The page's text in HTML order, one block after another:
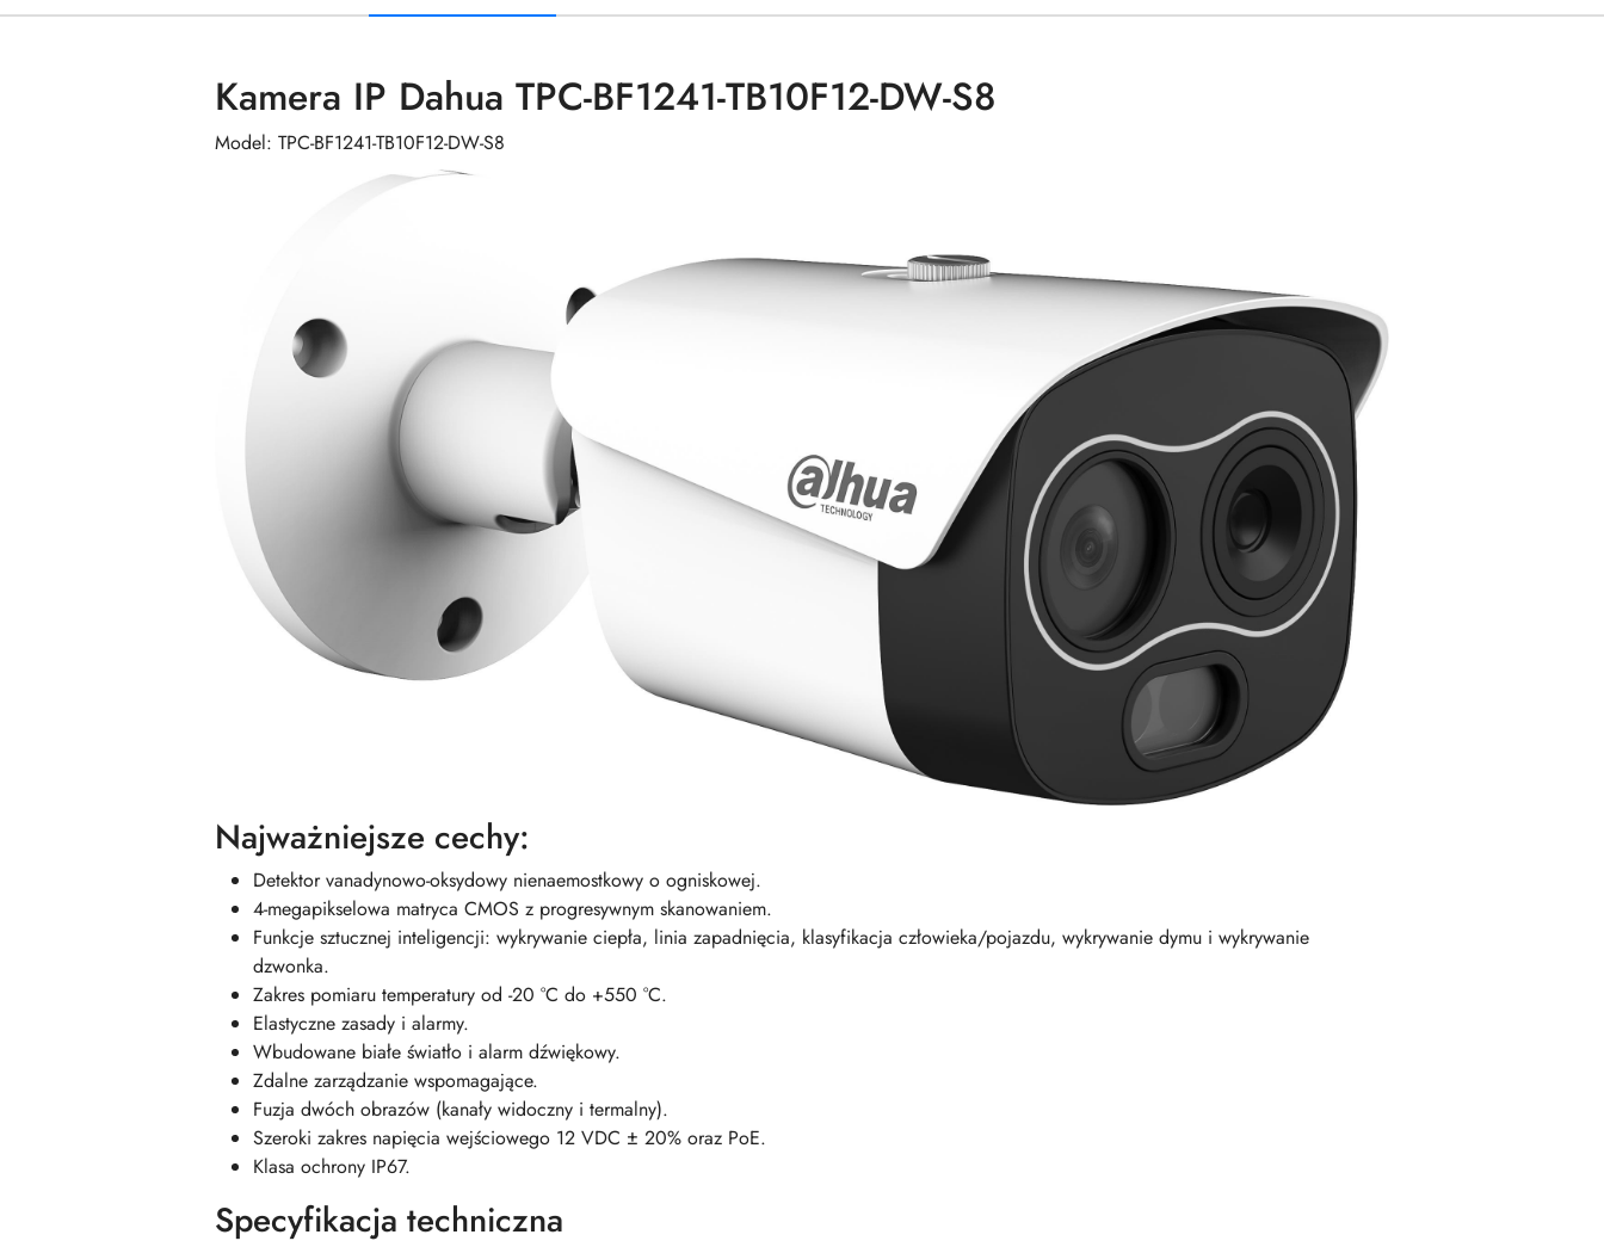
Kamera IP Dahua TPC-BF1241-TB10F12-DW-S8
Model: TPC-BF1241-TB10F12-DW-S8
Najważniejsze cechy:
Detektor vanadynowo-oksydowy nienaemostkowy o ogniskowej.
4-megapikselowa matryca CMOS z progresywnym skanowaniem.
Funkcje sztucznej inteligencji: wykrywanie ciepła, linia zapadnięcia, klasyfikacja człowieka/pojazdu, wykrywanie dymu i wykrywanie
dzwonka.
Zakres pomiaru temperatury od -20 °C do +550 °C.
Elastyczne zasady i alarmy.
Wbudowane białe światło i alarm dźwiękowy.
Zdalne zarządzanie wspomagające.
Fuzja dwóch obrazów (kanały widoczny i termalny).
Szeroki zakres napięcia wejściowego 12 VDC ± 20% oraz PoE.
Klasa ochrony IP67.
Specyfikacja techniczna